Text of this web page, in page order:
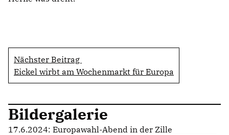
Nächster Beitrag
Eickel wirbt am Wochenmarkt für Europa
Bildergalerie
17.6.2024: Europawahl-Abend in der Zille